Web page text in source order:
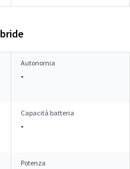
Autonomia
-
Capacità batteria
-
Potenza